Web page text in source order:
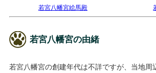
若宮八幡宮絵馬殿
若宮八幡宮の由緒
若宮八幡宮の創建年代は不詳ですが、当地周